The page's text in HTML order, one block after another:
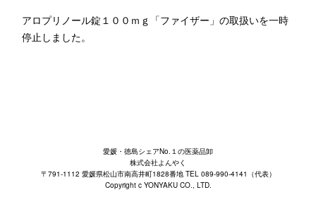
アロプリノール錠１００ｍｇ「ファイザー」の取扱いを一時
停止しました。
愛媛・徳島シェアNo.１の医薬品卸
株式会社よんやく
〒791-1112 愛媛県松山市南高井町1828番地 TEL 089-990-4141（代表）
Copyright c YONYAKU CO., LTD.